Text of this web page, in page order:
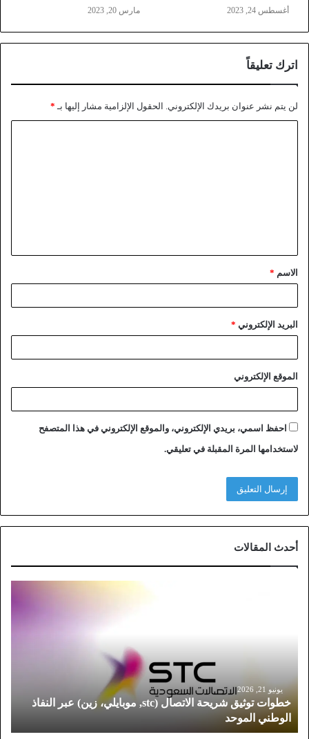
أغسطس 24, 2023 مارس 20, 2023
اترك تعليقاً
لن يتم نشر عنوان بريدك الإلكتروني. الحقول الإلزامية مشار إليها بـ *
الاسم *
البريد الإلكتروني *
الموقع الإلكتروني
احفظ اسمي، بريدي الإلكتروني، والموقع الإلكتروني في هذا المتصفح
لاستخدامها المرة المقبلة في تعليقي.
أحدث المقالات
ث
ش
يونيو 21, 2026
خطوات توثيق شريحة الاتصال (stc, موبايلي، زين) عبر النفاذ
الوطني الموحد